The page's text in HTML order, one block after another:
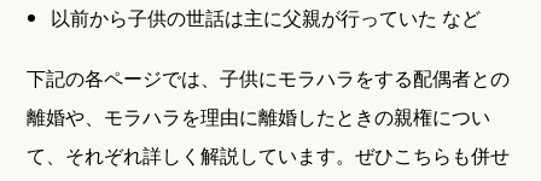
以前から子供の世話は主に父親が行っていた など
下記の各ページでは、子供にモラハラをする配偶者との
離婚や、モラハラを理由に離婚したときの親権につい
て、それぞれ詳しく解説しています。ぜひこちらも併せ